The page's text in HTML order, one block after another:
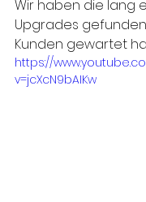
Wir haben die lang
Upgrades
Kunden gewartet
https://
v=jcXcN9bAIKw